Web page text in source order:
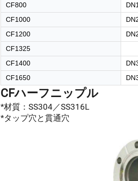
CF800
CF1000
CF1200
CF1325
CF1400
CF1650
CFハーフニップル
*材質：SS304／SS316L
*タップ穴と貫通穴